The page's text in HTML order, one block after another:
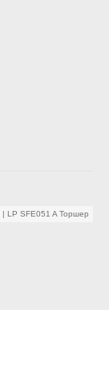
| LP SFE051 A Торшер